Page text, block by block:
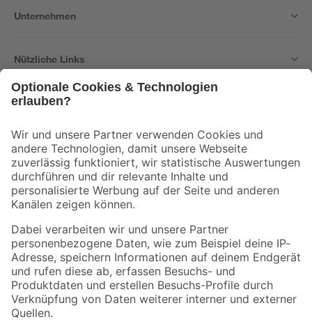
Unternehmen
Nützliche Links
Der toom Newsletter: Keine Angebote und Aktionen mehr verpassen!
Zur Newsletter Anmeldung
Folge uns
Zahlungsarten Versandarten